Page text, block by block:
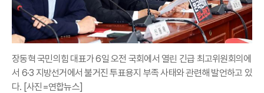
장동혁 국민의힘 대표가 6일 오전 국회에서 열린 긴급 최고위원회의에
서 6·3 지방선거에서 불거진 투표용지 부족 사태와 관련해 발언하고 있
다. [사진=연합뉴스]